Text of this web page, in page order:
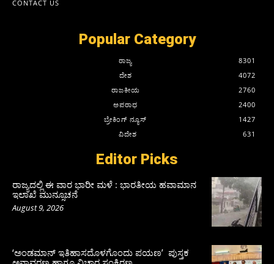
CONTACT US
Popular Category
ರಾಜ್ಯ
8301
ದೇಶ
4072
ರಾಜಕೀಯ
2760
ಅಪರಾಧ
2400
ಬ್ರೇಕಿಂಗ್ ನ್ಯೂಸ್
1427
ವಿದೇಶ
631
Editor Picks
ರಾಜ್ಯದಲ್ಲಿ ಈ ವಾರ ಭಾರೀ ಮಳೆ : ಭಾರತೀಯ ಹವಾಮಾನ
ಇಲಾಖೆ ಮುನ್ಸೂಚನೆ
August 9, 2026
‘ಅಂಡಮಾನ್ ಇತಿಹಾಸದೊಳಗೊಂದು ಪಯಣ’ ಪುಸ್ತಕ